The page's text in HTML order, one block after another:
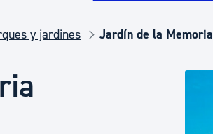
y jardines Jardín de la Memoria